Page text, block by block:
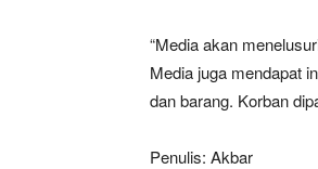
“Media akan
Media juga mendapat
dan barang. Korban
Penulis: Akbar